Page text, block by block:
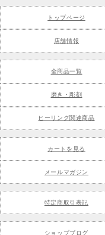
トップページ
店舗情報
全商品一覧
磨き・彫刻
ヒーリング関連商品
カートを見る
メールマガジン
特定商取引表記
ショップブログ